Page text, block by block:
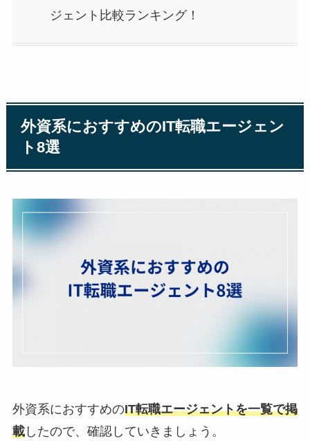
ジェント比較ランキング！
外資系におすすめのIT転職エージェン
ト8選
外資系におすすめのIT転職エージェントを一覧で掲
載したので、確認していきましょう。